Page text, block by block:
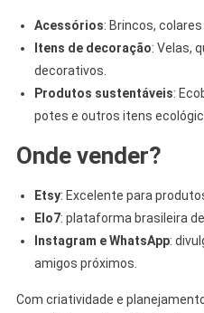
Acessórios: Brincos,
Itens de decoração: Velas,
decorativos.
Produtos sustentáveis:
potes e outros itens
Onde vender?
Etsy: Excelente para
Elo7: plataforma brasileira
Instagram e WhatsApp:
amigos próximos.
Com criatividade e